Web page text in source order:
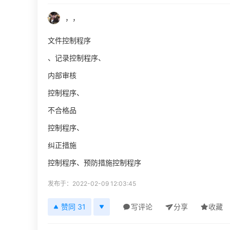
，，
文件控制程序
、记录控制程序、
内部审核
控制程序、
不合格品
控制程序、
纠正措施
控制程序、预防措施控制程序
发布于：2022-02-09 12:03:45
赞同 31 写评论 分享 收藏